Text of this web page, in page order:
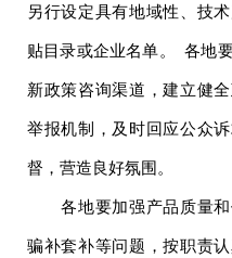
另行设定具有地域性、技
贴目录或企业名单。 各地
新政策咨询渠道，建立健
举报机制，及时回应公众
督，营造良好氛围。
各地要加强产品质量和
骗补套补等问题，按职责